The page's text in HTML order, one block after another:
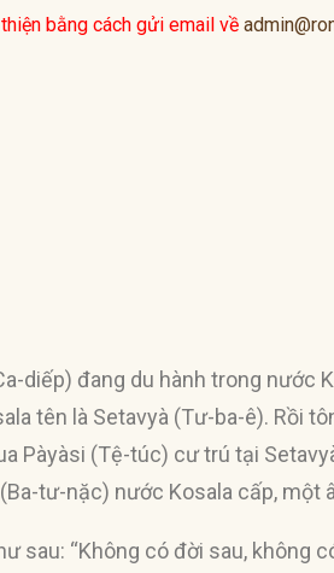
bằng cách gửi email về
diếp) đang du hành trong nước
tên là Setavyà (Tư-ba-ê). Rồi
Pàyàsi (Tệ-túc) cư trú tại
tư-nặc) nước Kosala cấp, một
sau: “Không có đời sau, không